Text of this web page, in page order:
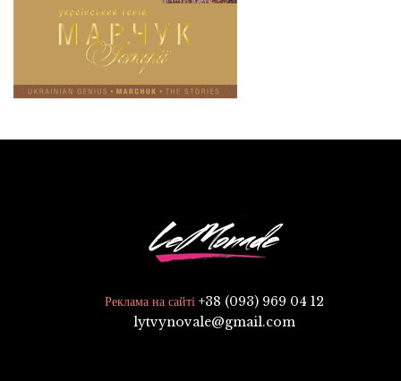
Реклама на сайті +38 (093) 969 04 12
lytvynovale@gmail.com